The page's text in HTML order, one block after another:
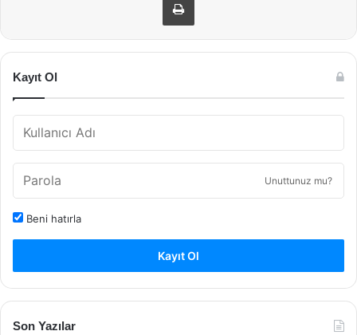
Kayıt Ol
Unuttunuz mu?
Beni hatırla
Kayıt Ol
Son Yazılar